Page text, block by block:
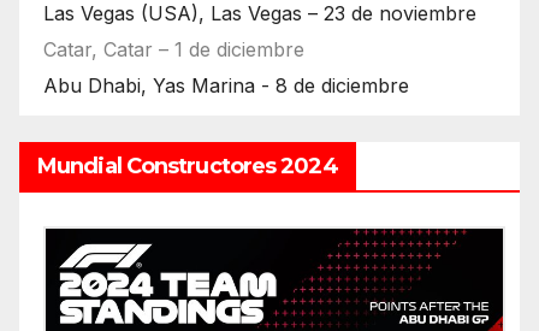
Las Vegas (USA), Las Vegas – 23 de noviembre
Catar, Catar – 1 de diciembre
Abu Dhabi, Yas Marina - 8 de diciembre
Mundial Constructores 2024